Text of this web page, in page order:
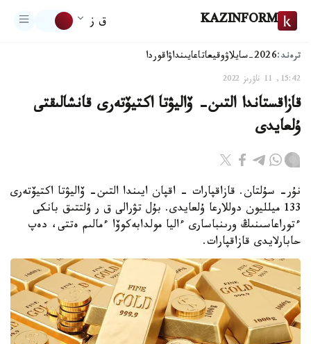
KAZINFORM ق ز
ترەند:2026-سايلاۋ وقيعاتاعايىنداۋاقوردا
15:42, 11 ناۋرىز 2022
قازاقستاندا التىن- ۆاليۋتا اكتيۆتەرى قانشالىقتى
ۇلعايدى
نۇر- سۇلتان. قازاقپارات - اقپان ايىندا التىن- ۆاليۋتا اكتيۆتەرى
133 ميلليون دوللارعا ۇلعايدى. بۇل تۋرالى ق ر ۇلتتىق بانكى
ءتوراعاسىنىڭ ورىنباسارى ءاليا مولدابەكوۆا ءمالىم ەتتى، دەپ
حابارلايدى قازاقپارات.